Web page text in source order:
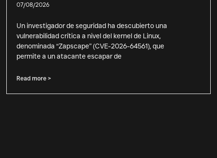
07/08/2026
Un investigador de seguridad ha descubierto una
vulnerabilidad crítica a nivel del kernel de Linux,
denominada “Zapscape” (CVE-2026-64561), que
permite a un atacante escapar de
Read more >